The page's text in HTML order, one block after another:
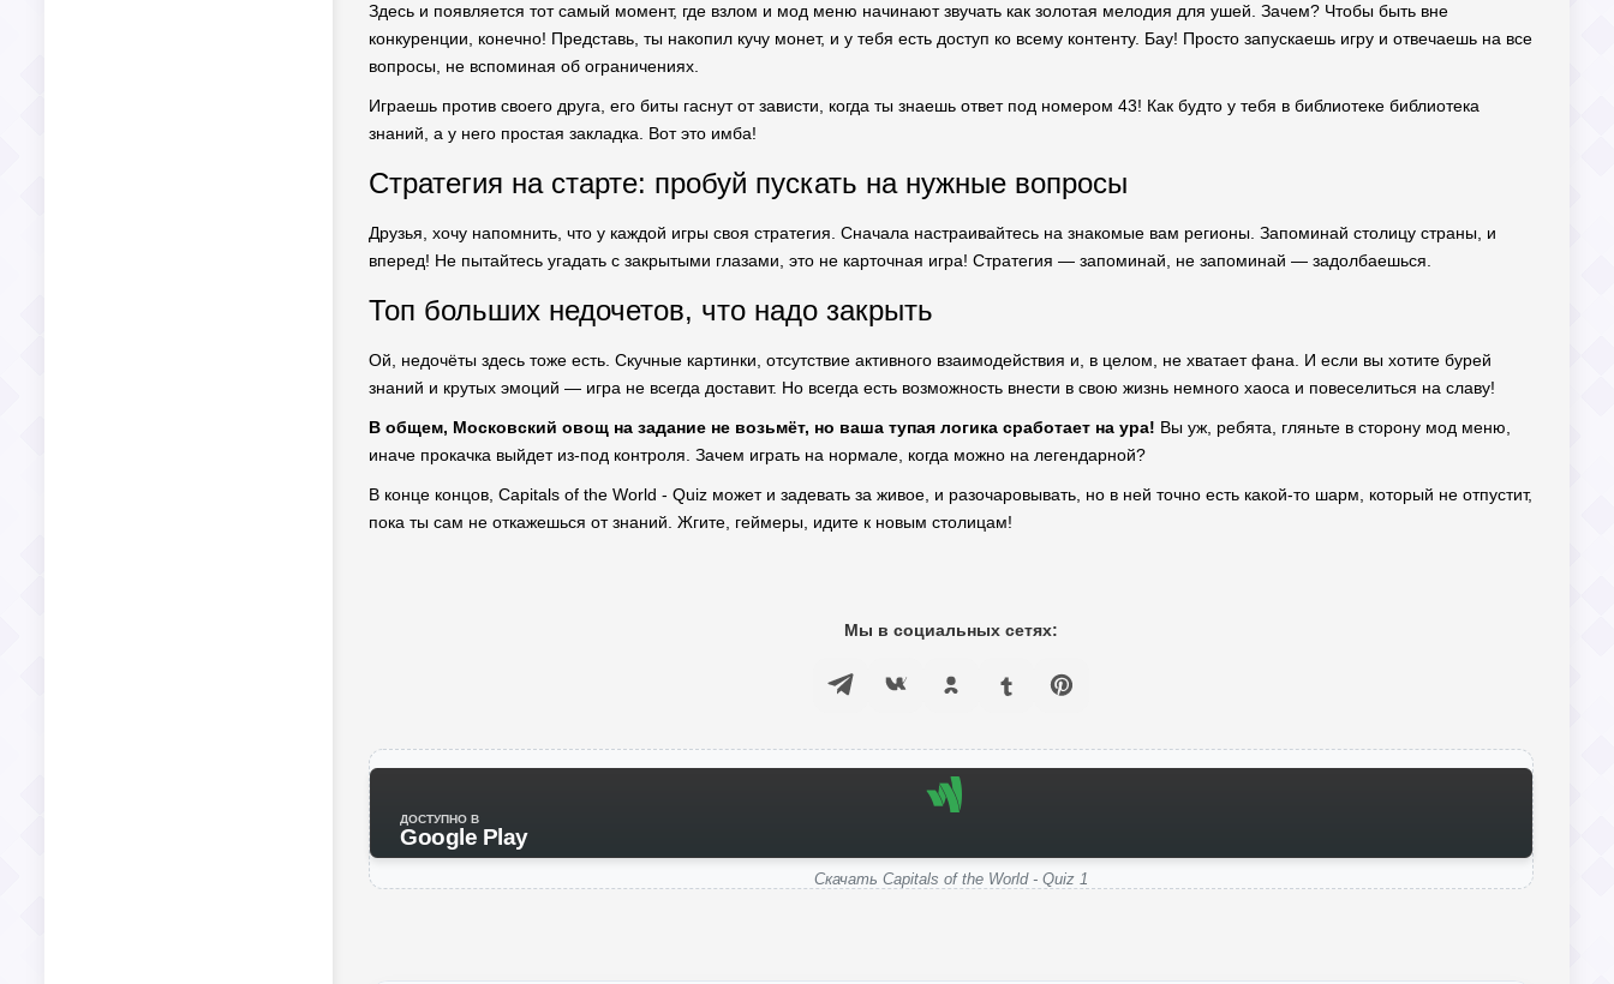
Здесь и появляется тот самый момент, где взлом и мод меню начинают звучать как золотая мелодия для ушей. Зачем? Чтобы быть вне
конкуренции, конечно! Представь, ты накопил кучу монет, и у тебя есть доступ ко всему контенту. Бау! Просто запускаешь игру и отвечаешь на все
вопросы, не вспоминая об ограничениях.
Играешь против своего друга, его биты гаснут от зависти, когда ты знаешь ответ под номером 43! Как будто у тебя в библиотеке библиотека
знаний, а у него простая закладка. Вот это имба!
Стратегия на старте: пробуй пускать на нужные вопросы
Друзья, хочу напомнить, что у каждой игры своя стратегия. Сначала настраивайтесь на знакомые вам регионы. Запоминай столицу страны, и
вперед! Не пытайтесь угадать с закрытыми глазами, это не карточная игра! Стратегия — запоминай, не запоминай — задолбаешься.
Топ больших недочетов, что надо закрыть
Ой, недочёты здесь тоже есть. Скучные картинки, отсутствие активного взаимодействия и, в целом, не хватает фана. И если вы хотите бурей
знаний и крутых эмоций — игра не всегда доставит. Но всегда есть возможность внести в свою жизнь немного хаоса и повеселиться на славу!
В общем, Московский овощ на задание не возьмёт, но ваша тупая логика сработает на ура! Вы уж, ребята, гляньте в сторону мод меню,
иначе прокачка выйдет из-под контроля. Зачем играть на нормале, когда можно на легендарной?
В конце концов, Capitals of the World - Quiz может и задевать за живое, и разочаровывать, но в ней точно есть какой-то шарм, который не отпустит,
пока ты сам не откажешься от знаний. Жгите, геймеры, идите к новым столицам!
Мы в социальных сетях:
ДОСТУПНО В
Google Play
Скачать Capitals of the World - Quiz 1